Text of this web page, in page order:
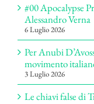
#00 Apocalypse
Alessandro Verna
6 Luglio 2026
Per Anubi
movimento
3 Luglio 2026
Le chiavi false di